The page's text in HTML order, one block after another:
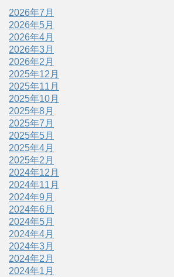
2026年7月
2026年5月
2026年4月
2026年3月
2026年2月
2025年12月
2025年11月
2025年10月
2025年8月
2025年7月
2025年5月
2025年4月
2025年2月
2024年12月
2024年11月
2024年9月
2024年6月
2024年5月
2024年4月
2024年3月
2024年2月
2024年1月